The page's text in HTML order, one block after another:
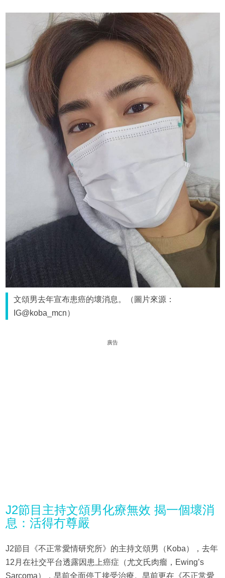
文頌男去年宣布患癌的壞消息。（圖片來源：
IG@koba_mcn）
廣告
J2節目主持文頌男化療無效 揭一個壞消
息：活得冇尊嚴
J2節目《不正常愛情研究所》的主持文頌男（Koba），去年
12月在社交平台透露因患上癌症（尤文氏肉瘤，Ewing’s
Sarcoma），早前全面停工接受治療。早前更在《不正常愛